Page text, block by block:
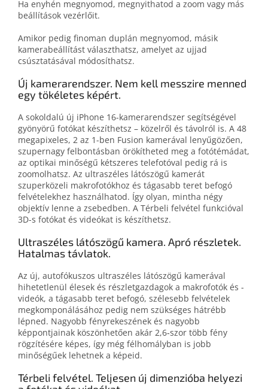
Ha enyhén megnyomod, megnyithatod a zoom vagy más
beállítások vezérlőit.
Amikor pedig finoman duplán megnyomod, másik
kamerabeállítást választhatsz, amelyet az ujjad
csúsztatásával módosíthatsz.
Új kamera­rendszer. Nem kell messzire menned
egy tökéletes képért.
A sokoldalú új iPhone 16-kamerarendszer segítségével
gyönyörű fotókat készíthetsz – közelről és távolról is. A 48
megapixeles, 2 az 1-ben Fusion kamerával lenyűgözően,
szupernagy felbontásban örökítheted meg a fotótémádat,
az optikai minőségű kétszeres telefotóval pedig rá is
zoomolhatsz. Az ultraszéles látószögű kamerát
szuperközeli makrofotókhoz és tágasabb teret befogó
felvételekhez használhatod. Így olyan, mintha négy
objektív lenne a zsebedben. A Térbeli felvétel funkcióval
3D-s fotókat és videókat is készíthetsz.
Ultraszéles látószögű kamera. Apró részletek.
Hatalmas távlatok.
Az új, autofókuszos ultraszéles látószögű kamerával
hihetetlenül élesek és részletgazdagok a makrofotók és -
videók, a tágasabb teret befogó, szélesebb felvételek
megkomponálásához pedig nem szükséges hátrébb
lépned. Nagyobb fényrekeszének és nagyobb
képpontjainak köszönhetően akár 2,6‑szor több fény
rögzítésére képes, így még félhomályban is jobb
minőségűek lehetnek a képeid.
Térbeli felvétel. Teljesen új dimenzióba helyezi